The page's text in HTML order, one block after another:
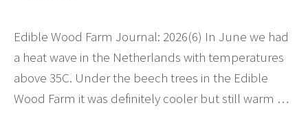
Edible Wood Farm Journal: 2026(6) In June we had
a heat wave in the Netherlands with temperatures
above 35C. Under the beech trees in the Edible
Wood Farm it was definitely cooler but still warm …